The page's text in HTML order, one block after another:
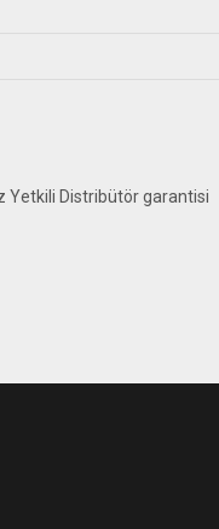
Yetkili Distribütör garantisi